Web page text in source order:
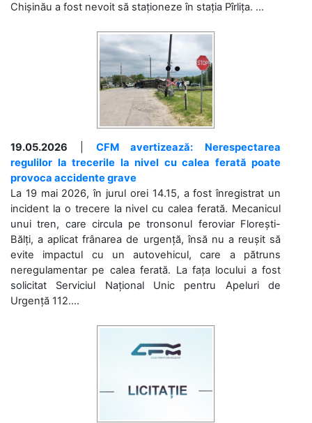
Chișinău a fost nevoit să staționeze în stația Pîrlița. ...
19.05.2026
CFM avertizează: Nerespectarea
regulilor la trecerile la nivel cu calea ferată poate
provoca accidente grave
La 19 mai 2026, în jurul orei 14.15, a fost înregistrat un
incident la o trecere la nivel cu calea ferată. Mecanicul
unui tren, care circula pe tronsonul feroviar Florești-
Bălți, a aplicat frânarea de urgență, însă nu a reușit să
evite impactul cu un autovehicul, care a pătruns
neregulamentar pe calea ferată. La fața locului a fost
solicitat Serviciul Național Unic pentru Apeluri de
Urgență 112....